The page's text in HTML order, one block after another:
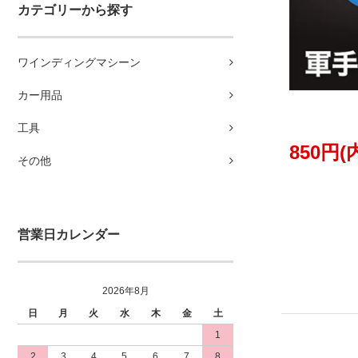
カテゴリーから探す
ワインディングマシーン
カー用品
工具
その他
営業日カレンダー
2026年8月
日
月 火 水 木 金
土
1
850円(